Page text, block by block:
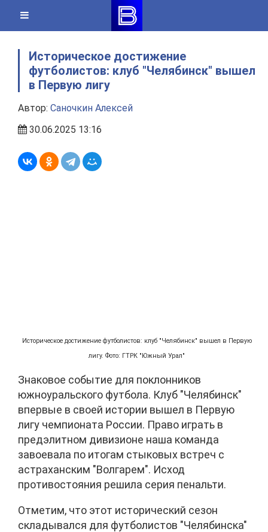
content
Историческое достижение
футболистов: клуб "Челябинск" вышел
в Первую лигу
Автор: Саночкин Алексей
30.06.2025 13:16
Историческое достижение футболистов: клуб "Челябинск" вышел в Первую
лигу. Фото: ГТРК "Южный Урал"
Знаковое событие для поклонников
южноуральского футбола. Клуб "Челябинск"
впервые в своей истории вышел в Первую
лигу чемпионата России. Право играть в
предэлитном дивизионе наша команда
завоевала по итогам стыковых встреч с
астраханским "Волгарем". Исход
противостояния решила серия пенальти.
Отметим, что этот исторический сезон
складывался для футболистов "Челябинска"